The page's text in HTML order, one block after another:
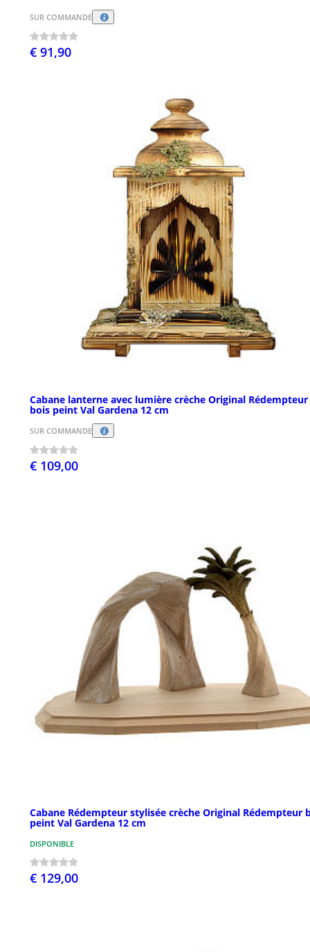
SUR COMMANDE
€ 91,90
Cabane lanterne avec lumière crèche Original Rédempteur
bois peint Val Gardena 12 cm
SUR COMMANDE
€ 109,00
Cabane Rédempteur stylisée crèche Original Rédempteur
peint Val Gardena 12 cm
DISPONIBLE
€ 129,00